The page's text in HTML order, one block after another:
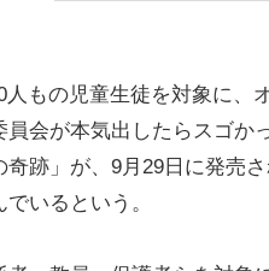
もの児童生徒を対象に、
会が本気出したらスゴか
跡」が、9月29日に発売
いるという。